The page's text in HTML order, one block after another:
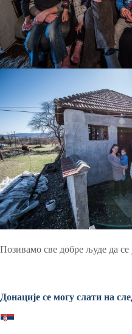
Позивамо све добре људе да се
Донације се могу слати на